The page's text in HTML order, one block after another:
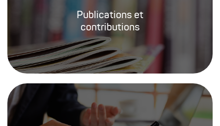
Publications et
contributions